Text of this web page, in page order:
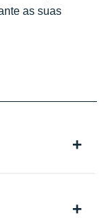
as suas